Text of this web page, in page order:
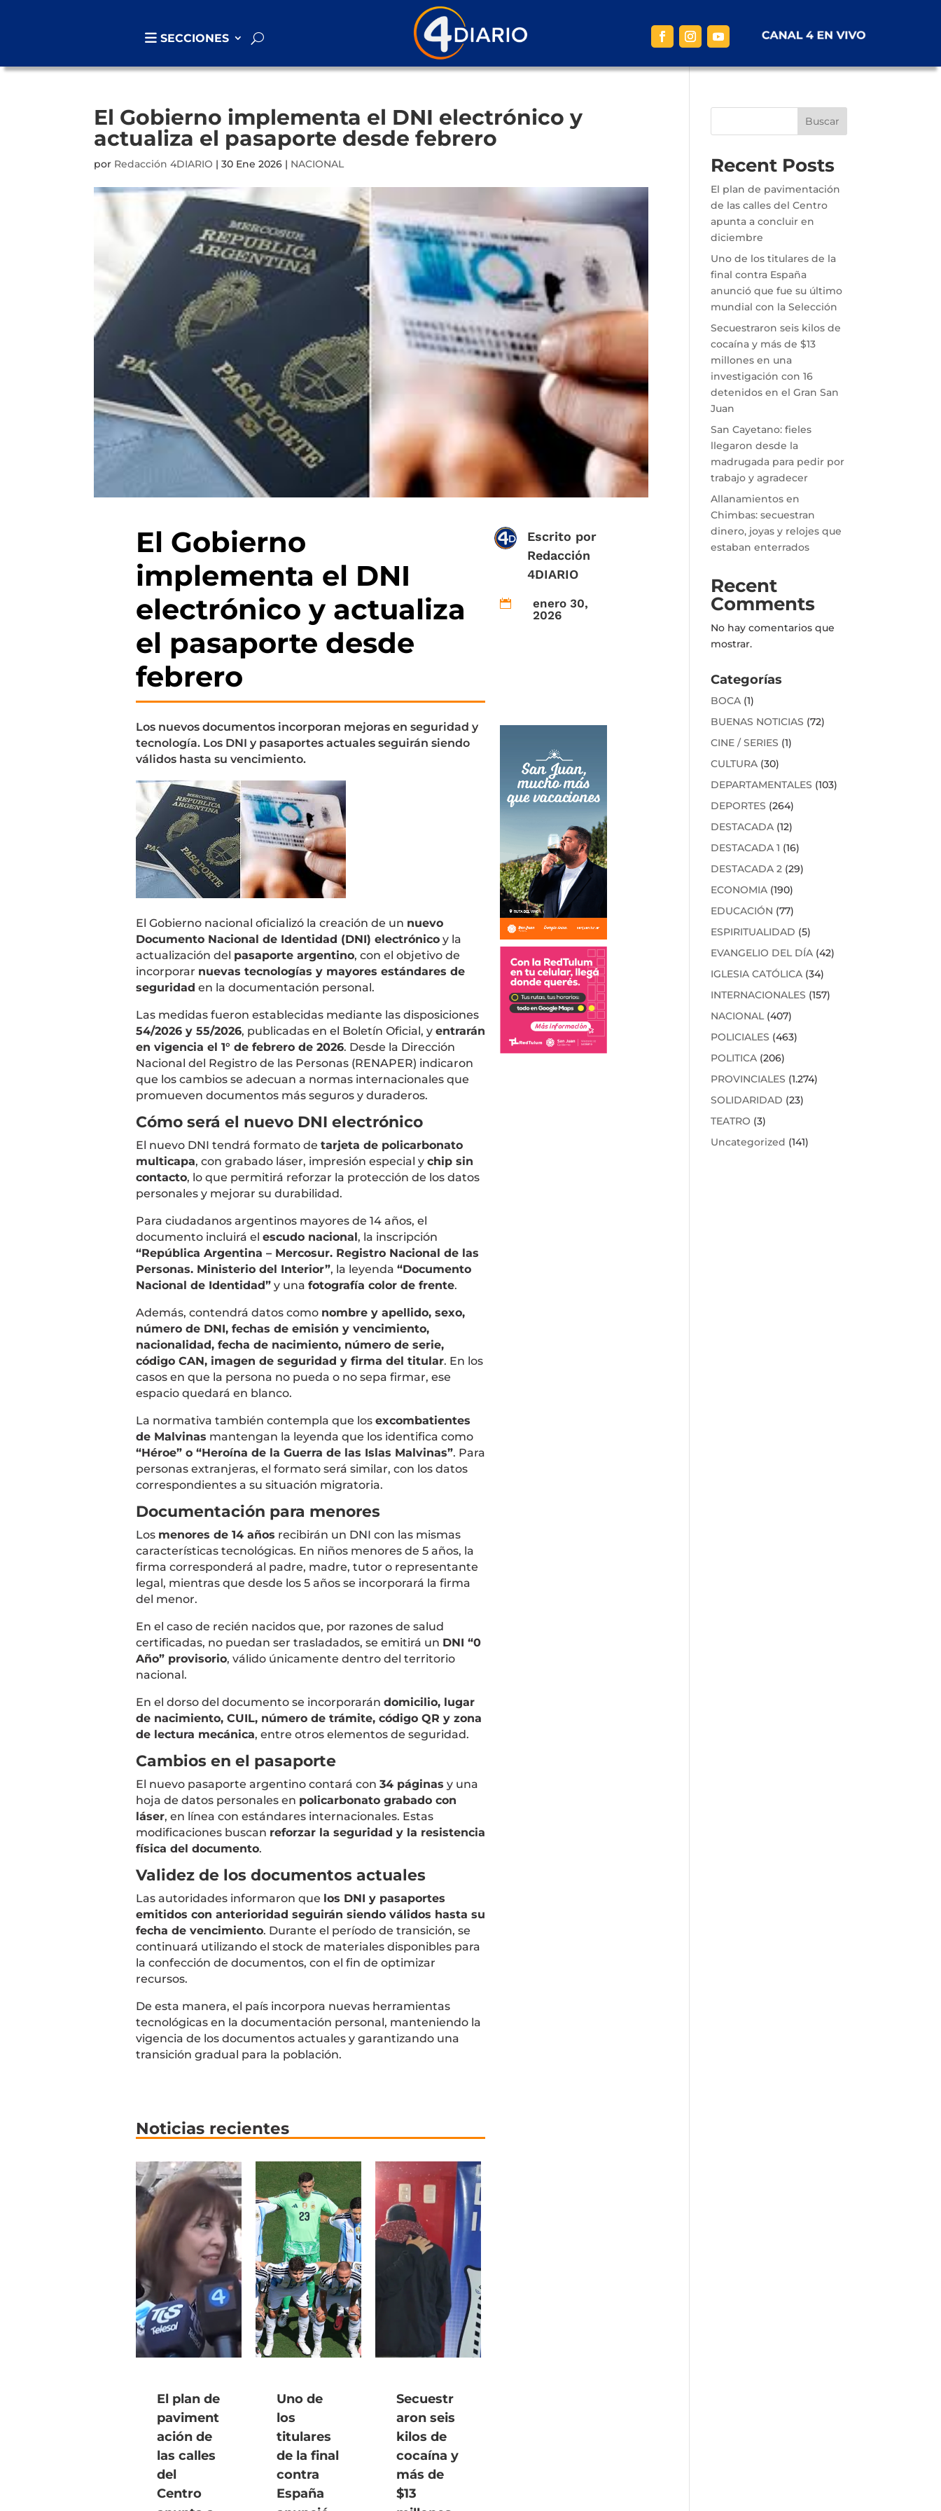
SECCIONES
El Gobierno implementa el DNI electrónico y
actualiza el pasaporte desde febrero
por Redacción 4DIARIO |30 Ene 2026 | NACIONAL
El Gobierno
implementa el DNI
electrónico y actualiza
el pasaporte desde
febrero
Escrito por
Redacción
4DIARIO

enero 30,
2026
Los nuevos documentos incorporan mejoras en seguridad y
tecnología. Los DNI y pasaportes actuales seguirán siendo
válidos hasta su vencimiento.
El Gobierno nacional oficializó la creación de un nuevo
Documento Nacional de Identidad (DNI) electrónicoy la
actualización del pasaporte argentino, con el objetivo de
incorporar nuevas tecnologías y mayores estándares de
seguridad en la documentación personal.
Las medidas fueron establecidas mediante las disposiciones
54/2026 y 55/2026, publicadas en el Boletín Oficial, y entrarán
en vigencia el 1° de febrero de 2026. Desde la Dirección
Nacional del Registro de las Personas (RENAPER) indicaron
que los cambios se adecuan a normas internacionales que
promueven documentos más seguros y duraderos.
Cómo será el nuevo DNI electrónico
El nuevo DNI tendrá formato de tarjeta de policarbonato
multicapa, con grabado láser, impresión especial y chip sin
contacto, lo que permitirá reforzar la protección de los datos
personales y mejorar su durabilidad.
Para ciudadanos argentinos mayores de 14 años, el
documento incluirá el escudo nacional, la inscripción
“República Argentina – Mercosur. Registro Nacional de las
Personas. Ministerio del Interior”, la leyenda “Documento
Nacional de Identidad”y una fotografía color de frente.
Además, contendrá datos como nombre y apellido, sexo,
número de DNI, fechas de emisión y vencimiento,
nacionalidad, fecha de nacimiento, número de serie,
código CAN, imagen de seguridad y firma del titular. En los
casos en que la persona no pueda o no sepa firmar, ese
espacio quedará en blanco.
La normativa también contempla que los excombatientes
de Malvinas mantengan la leyenda que los identifica como
“Héroe” o “Heroína de la Guerra de las Islas Malvinas”. Para
personas extranjeras, el formato será similar, con los datos
correspondientes a su situación migratoria.
Documentación para menores
Los menores de 14 años recibirán un DNI con las mismas
características tecnológicas. En niños menores de 5 años, la
firma corresponderá al padre, madre, tutor o representante
legal, mientras que desde los 5 años se incorporará la firma
del menor.
En el caso de recién nacidos que, por razones de salud
certificadas, no puedan ser trasladados, se emitirá un DNI “0
Año” provisorio, válido únicamente dentro del territorio
nacional.
En el dorso del documento se incorporarán domicilio, lugar
de nacimiento, CUIL, número de trámite, código QR y zona
de lectura mecánica, entre otros elementos de seguridad.
Cambios en el pasaporte
El nuevo pasaporte argentino contará con 34 páginas y una
hoja de datos personales en policarbonato grabado con
láser, en línea con estándares internacionales. Estas
modificaciones buscan reforzar la seguridad y la resistencia
física del documento.
Validez de los documentos actuales
Las autoridades informaron que los DNI y pasaportes
emitidos con anterioridad seguirán siendo válidos hasta su
fecha de vencimiento. Durante el período de transición, se
continuará utilizando el stock de materiales disponibles para
la confección de documentos, con el fin de optimizar
recursos.
De esta manera, el país incorpora nuevas herramientas
tecnológicas en la documentación personal, manteniendo la
vigencia de los documentos actuales y garantizando una
transición gradual para la población.
Noticias recientes
El plan de
paviment
ación de
las calles
del
Centro
Uno de
los
titulares
de la final
contra
España
Secuestr
aron seis
kilos de
cocaína y
más de
$13
Buscar
Recent Posts
El plan de pavimentación
de las calles del Centro
apunta a concluir en
diciembre
Uno de los titulares de la
final contra España
anunció que fue su último
mundial con la Selección
Secuestraron seis kilos de
cocaína y más de $13
millones en una
investigación con 16
detenidos en el Gran San
Juan
San Cayetano: fieles
llegaron desde la
madrugada para pedir por
trabajo y agradecer
Allanamientos en
Chimbas: secuestran
dinero, joyas y relojes que
estaban enterrados
Recent
Comments
No hay comentarios que
mostrar.
Categorías
BOCA (1)
BUENAS NOTICIAS (72)
CINE / SERIES (1)
CULTURA (30)
DEPARTAMENTALES (103)
DEPORTES (264)
DESTACADA (12)
DESTACADA 1 (16)
DESTACADA 2 (29)
ECONOMIA (190)
EDUCACIÓN (77)
ESPIRITUALIDAD (5)
EVANGELIO DEL DÍA (42)
IGLESIA CATÓLICA (34)
INTERNACIONALES (157)
NACIONAL(407)
POLICIALES (463)
POLITICA (206)
PROVINCIALES (1.274)
SOLIDARIDAD (23)
TEATRO (3)
Uncategorized (141)